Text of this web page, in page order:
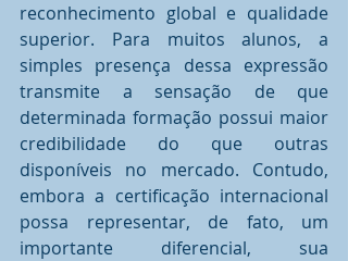
reconhecimento global e qualidade
superior. Para muitos alunos, a
simples presença dessa expressão
transmite a sensação de que
determinada formação possui maior
credibilidade do que outras
disponíveis no mercado. Contudo,
embora a certificação internacional
possa representar, de fato, um
importante diferencial, sua